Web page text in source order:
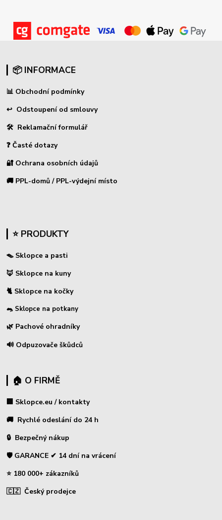
📦 INFORMACE
📊 Obchodní podmínky
↩ Odstoupení od smlouvy
🛠 Reklamační formulář
❓ Časté dotazy
🔐 Ochrana osobních údajů
🚚 PPL-domů / PPL-výdejní místo
⭐ PRODUKTY
🪤 Sklopce a pasti
🦊 Sklopce na kuny
🐈 Sklopce na kočky
🐀 Sklopce na potkany
🌿 Pachové ohradníky
🔊 Odpuzovače škůdců
🏠 O FIRMĚ
🏢 Sklopce.eu / kontakty
🚚 Rychlé odeslání do 24 h
🔒 Bezpečný nákup
🛡️ GARANCE ✔ 14 dní na vrácení
⭐ 180 000+ zákazníků
🇨🇿 Český prodejce